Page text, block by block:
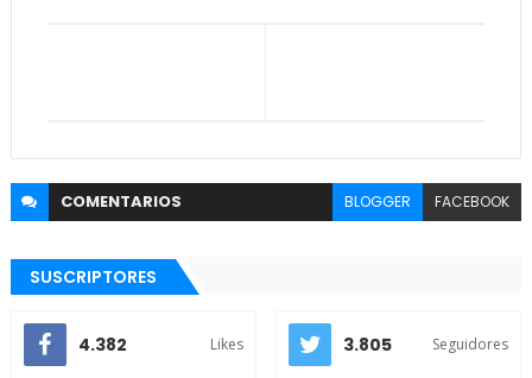
COMENTARIOS BLOGGER FACEBOOK
SUSCRIPTORES
4.382 Likes 3.805 Seguidores